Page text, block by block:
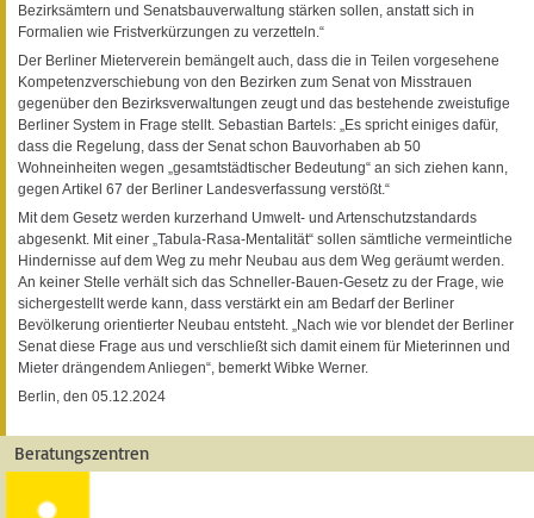
Bezirksämtern und Senatsbauverwaltung stärken sollen, anstatt sich in
Formalien wie Fristverkürzungen zu verzetteln.“
Der Berliner Mieterverein bemängelt auch, dass die in Teilen vorgesehene
Kompetenzverschiebung von den Bezirken zum Senat von Misstrauen
gegenüber den Bezirksverwaltungen zeugt und das bestehende zweistufige
Berliner System in Frage stellt. Sebastian Bartels: „Es spricht einiges dafür,
dass die Regelung, dass der Senat schon Bauvorhaben ab 50
Wohneinheiten wegen „gesamtstädtischer Bedeutung“ an sich ziehen kann,
gegen Artikel 67 der Berliner Landesverfassung verstößt.“
Mit dem Gesetz werden kurzerhand Umwelt- und Artenschutzstandards
abgesenkt. Mit einer „Tabula-Rasa-Mentalität“ sollen sämtliche vermeintliche
Hindernisse auf dem Weg zu mehr Neubau aus dem Weg geräumt werden.
An keiner Stelle verhält sich das Schneller-Bauen-Gesetz zu der Frage, wie
sichergestellt werde kann, dass verstärkt ein am Bedarf der Berliner
Bevölkerung orientierter Neubau entsteht. „Nach wie vor blendet der Berliner
Senat diese Frage aus und verschließt sich damit einem für Mieterinnen und
Mieter drängendem Anliegen“, bemerkt Wibke Werner.
Berlin, den 05.12.2024
Beratungszentren